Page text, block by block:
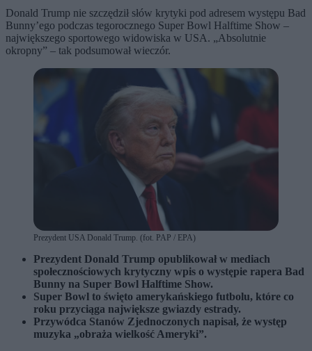
Donald Trump nie szczędził słów krytyki pod adresem występu Bad
Bunny’ego podczas tegorocznego Super Bowl Halftime Show –
największego sportowego widowiska w USA. „Absolutnie
okropny” – tak podsumował wieczór.
Prezydent USA Donald Trump. (fot. PAP / EPA)
Prezydent Donald Trump opublikował w mediach
społecznościowych krytyczny wpis o występie rapera Bad
Bunny na Super Bowl Halftime Show.
Super Bowl to święto amerykańskiego futbolu, które co
roku przyciąga największe gwiazdy estrady.
Przywódca Stanów Zjednoczonych napisał, że występ
muzyka „obraża wielkość Ameryki”.